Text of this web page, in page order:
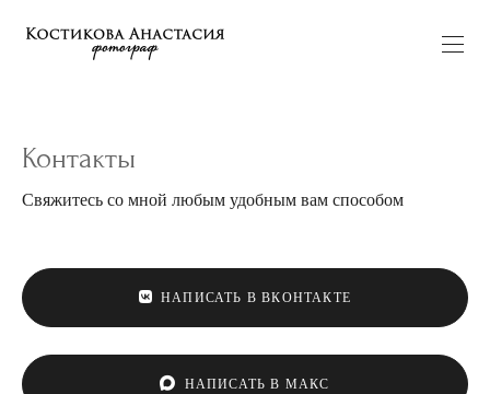
Контакты
Свяжитесь со мной любым удобным вам способом
НАПИСАТЬ В ВКОНТАКТЕ
НАПИСАТЬ В МАКС